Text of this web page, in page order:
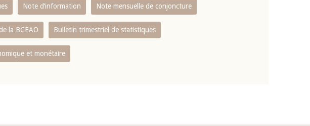
Note d’information Note mensuelle de conjoncture
la BCEAO Bulletin trimestriel de statistiques
et monétaire